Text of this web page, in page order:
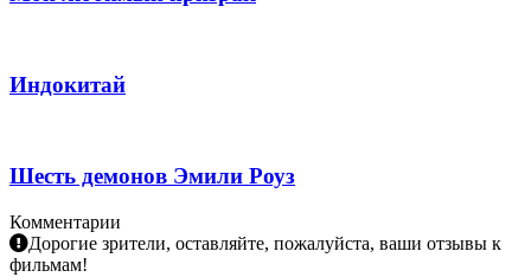
Индокитай
Шесть демонов Эмили Роуз
Комментарии
Дорогие зрители, оставляйте, пожалуйста, ваши отзывы к
фильмам!